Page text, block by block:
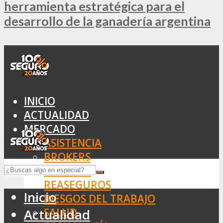
herramienta estratégica para el
desarrollo de la ganadería argentina
INICIO
ACTUALIDAD
MERCADO
ASISTENCIA
BROKERS
SEGUROS
REASEGUROS
RIESGOS DEL TRABAJO
SALUD
Inicio
Actualidad